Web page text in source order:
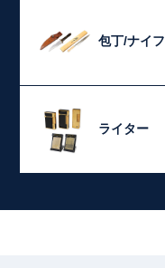
包丁/ナイフ
ライター